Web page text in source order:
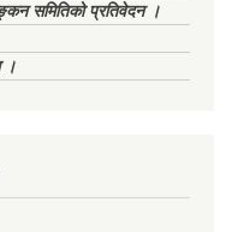
समितिको प्रतिवेदन ।
।